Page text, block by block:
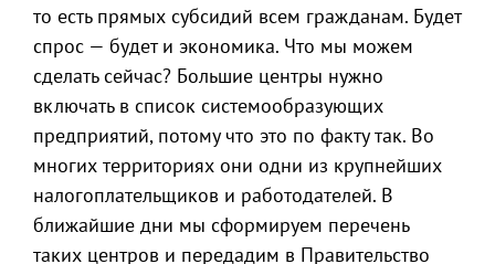
то есть прямых субсидий всем гражданам. Будет
спрос — будет и экономика. Что мы можем
сделать сейчас? Большие центры нужно
включать в список системообразующих
предприятий, потому что это по факту так. Во
многих территориях они одни из крупнейших
налогоплательщиков и работодателей. В
ближайшие дни мы сформируем перечень
таких центров и передадим в Правительство